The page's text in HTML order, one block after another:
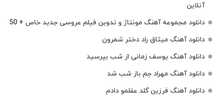
آنلاین
دانلود مجموعه آهنگ مونتاژ و تدوین فیلم عروسی جدید خاص + 50
دانلود آهنگ میثاق راد دختر شمرون
دانلود آهنگ یوسف زمانی از شب بپرسید
دانلود آهنگ مهراد جم باز شب شد
دانلود آهنگ فرزین گلد عقلمو دادم